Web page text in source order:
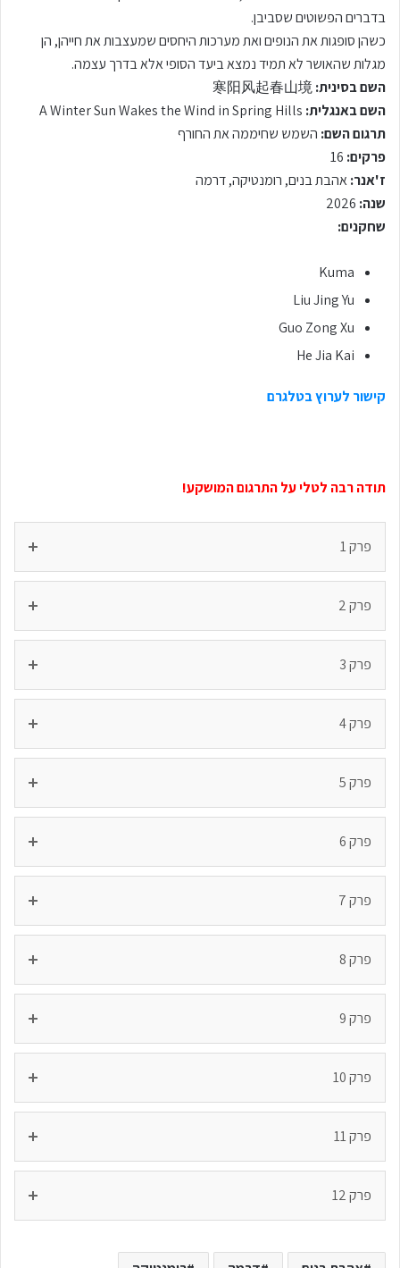
בדברים הפשוטים שסביבן.
כשהן סופגות את הנופים ואת מערכות היחסים שמעצבות את חייהן, הן
מגלות שהאושר לא תמיד נמצא ביעד הסופי אלא בדרך עצמה.
השם בסינית:寒阳风起春山境
השם באנגלית: A Winter Sun Wakes the Wind in Spring Hills
תרגום השם: השמש שחיממה את החורף
פרקים: 16
ז'אנר:אהבת בנים, רומנטיקה, דרמה
שנה: 2026
שחקנים:
Kuma
Liu Jing Yu
Guo Zong Xu
He Jia Kai
קישור לערוץ בטלגרם
תודה רבה לטלי על התרגום המושקע!
פרק 1
פרק 2
פרק 3
פרק 4
פרק 5
פרק 6
פרק 7
פרק 8
פרק 9
פרק 10
פרק 11
פרק 12